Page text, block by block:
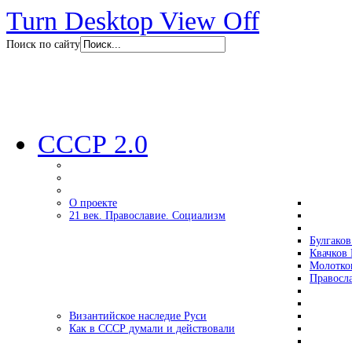
Turn Desktop View Off
Поиск по сайту
СССР 2.0
О проекте
21 век. Православие. Социализм
Византийское наследие Руси
Как в СССР думали и действовали